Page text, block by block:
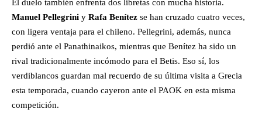
El duelo también enfrenta dos libretas con mucha historia.
Manuel Pellegrini y Rafa Benítez se han cruzado cuatro veces,
con ligera ventaja para el chileno. Pellegrini, además, nunca
perdió ante el Panathinaikos, mientras que Benítez ha sido un
rival tradicionalmente incómodo para el Betis. Eso sí, los
verdiblancos guardan mal recuerdo de su última visita a Grecia
esta temporada, cuando cayeron ante el PAOK en esta misma
competición.